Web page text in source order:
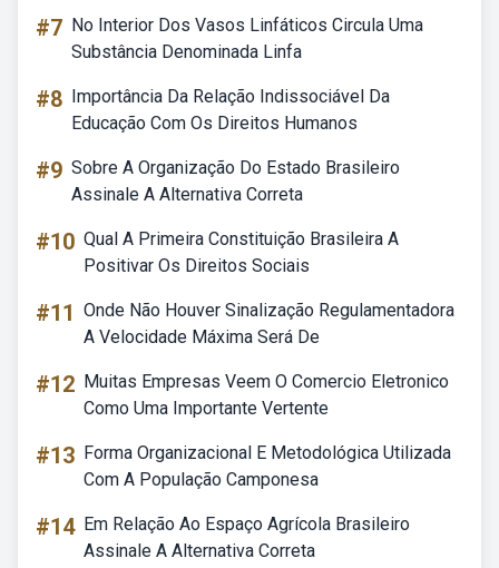
#7 No Interior Dos Vasos Linfáticos Circula Uma
Substância Denominada Linfa
#8 Importância Da Relação Indissociável Da
Educação Com Os Direitos Humanos
#9 Sobre A Organização Do Estado Brasileiro
Assinale A Alternativa Correta
#10 Qual A Primeira Constituição Brasileira A
Positivar Os Direitos Sociais
#11 Onde Não Houver Sinalização Regulamentadora
A Velocidade Máxima Será De
#12 Muitas Empresas Veem O Comercio Eletronico
Como Uma Importante Vertente
#13 Forma Organizacional E Metodológica Utilizada
Com A População Camponesa
#14 Em Relação Ao Espaço Agrícola Brasileiro
Assinale A Alternativa Correta